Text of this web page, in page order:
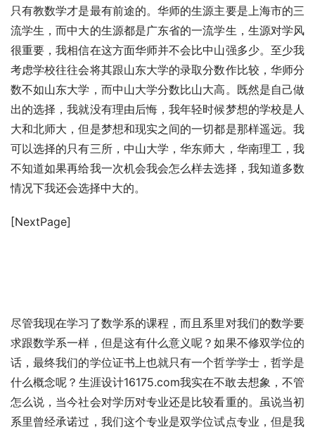
只有教数学才是最有前途的。华师的生源主要是上海市的三
流学生，而中大的生源都是广东省的一流学生，生源对学风
很重要，我相信在这方面华师并不会比中山强多少。至少我
考虑学校往往会将其跟山东大学的录取分数作比较，华师分
数不如山东大学，而中山大学分数比山大高。既然是自己做
出的选择，我就没有理由后悔，我年轻时候梦想的学校是人
大和北师大，但是梦想和现实之间的一切都是那样遥远。我
可以选择的只有三所，中山大学，华东师大，华南理工，我
不知道如果再给我一次机会我会怎么样去选择，我知道多数
情况下我还会选择中大的。
[NextPage]
尽管我现在学习了数学系的课程，而且系里对我们的数学要
求跟数学系一样，但是这有什么意义呢？如果不修双学位的
话，最终我们的学位证书上也就只有一个哲学学士，哲学是
什么概念呢？生涯设计16175.com我实在不敢去想象，不管
怎么说，当今社会对学历对专业还是比较看重的。虽说当初
系里曾经承诺过，我们这个专业是双学位试点专业，但是我